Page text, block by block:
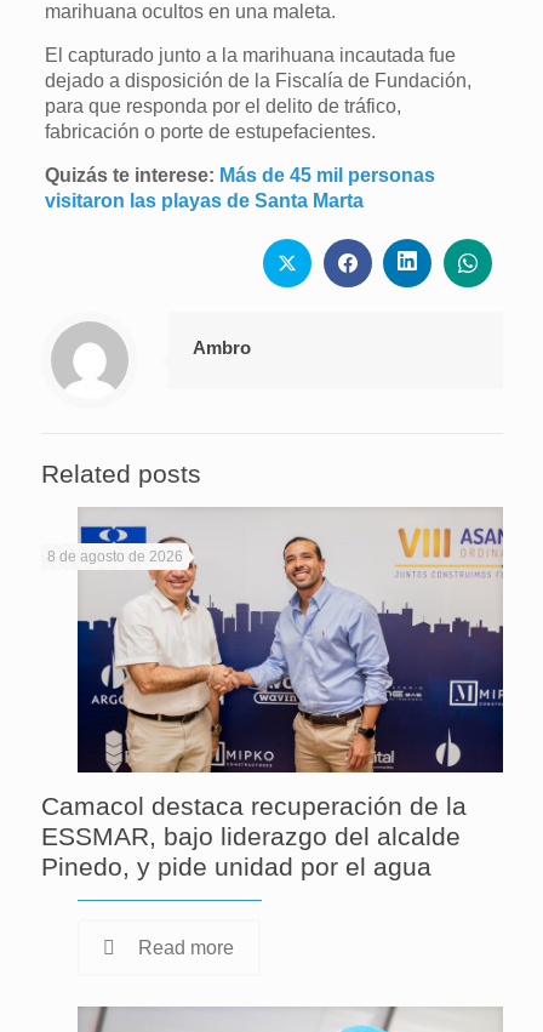
marihuana ocultos en una maleta.
El capturado junto a la marihuana incautada fue
dejado a disposición de la Fiscalía de Fundación,
para que responda por el delito de tráfico,
fabricación o porte de estupefacientes.
Quizás te interese: Más de 45 mil personas
visitaron las playas de Santa Marta
Ambro
Related posts
8 de agosto de 2026
Camacol destaca recuperación de la
ESSMAR, bajo liderazgo del alcalde
Pinedo, y pide unidad por el agua
Read more